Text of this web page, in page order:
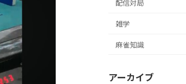
配信対局
雑学
麻雀知識
アーカイブ